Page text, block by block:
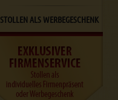
STOLLEN ALS WERBEGESCHENK